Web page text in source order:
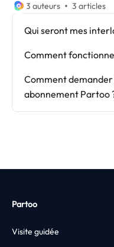
3 auteurs 3 articles
Qui seront mes
Comment
Comment
abonnement Partoo
Partoo
Visite guidée